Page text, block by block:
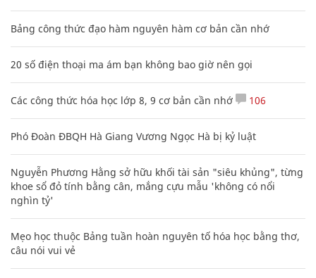
Bảng công thức đạo hàm nguyên hàm cơ bản cần nhớ
20 số điện thoại ma ám bạn không bao giờ nên gọi
Các công thức hóa học lớp 8, 9 cơ bản cần nhớ 106
Phó Đoàn ĐBQH Hà Giang Vương Ngọc Hà bị kỷ luật
Nguyễn Phương Hằng sở hữu khối tài sản "siêu khủng", từng
khoe sổ đỏ tính bằng cân, mắng cựu mẫu 'không có nổi
nghìn tỷ'
Mẹo học thuộc Bảng tuần hoàn nguyên tố hóa học bằng thơ,
câu nói vui vẻ